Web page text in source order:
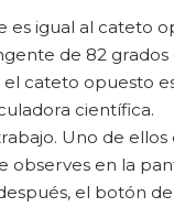
es igual al cateto
de 82
cateto opuesto
científica.
Uno de
observes en la
el botón